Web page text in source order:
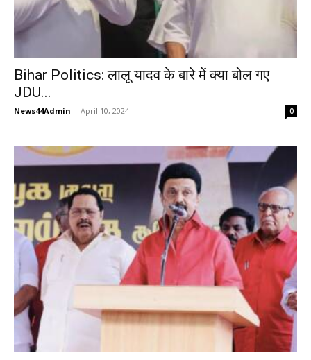
Bihar Politics: लालू यादव के बारे में क्या बोल गए
JDU...
News44Admin - April 10, 2024 0